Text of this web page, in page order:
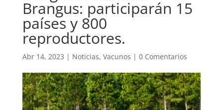
Brangus: participarán 15
países y 800
reproductores.
Abr 14, 2023 | Noticias, Vacunos | 0 Comentarios